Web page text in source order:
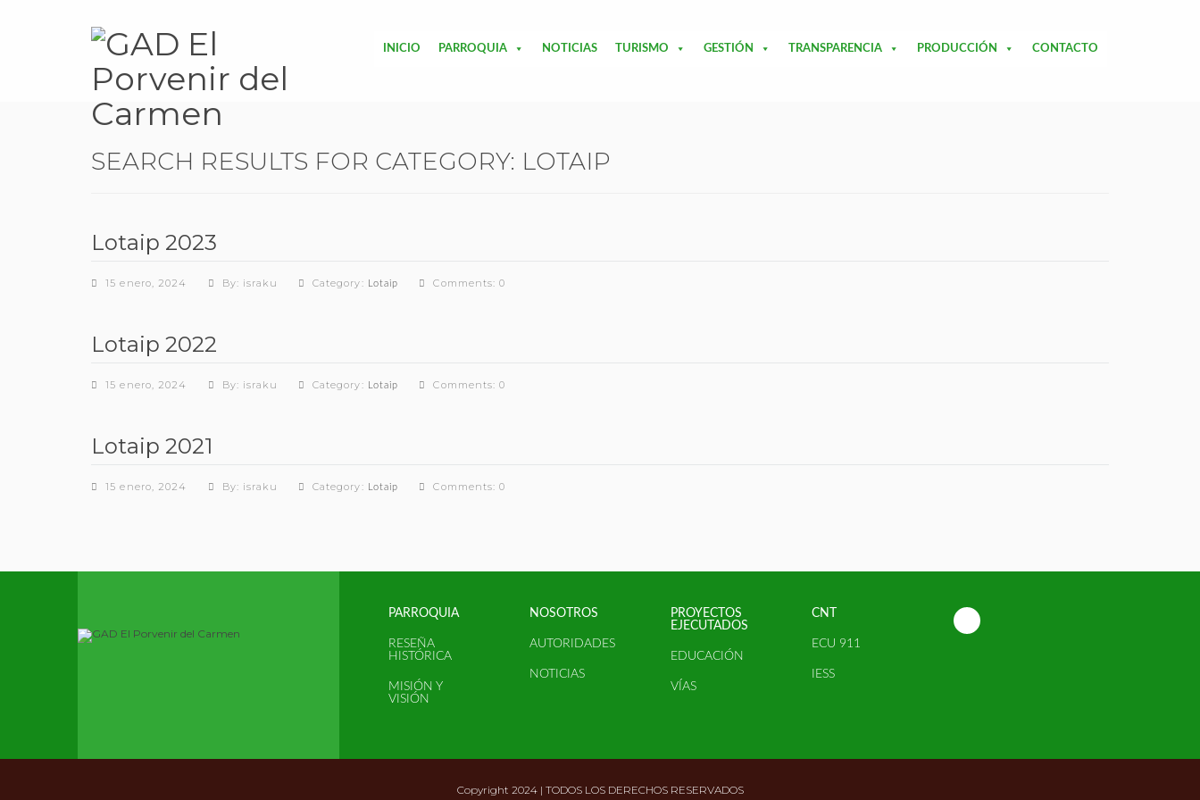
INICIO PARROQUIA NOTICIAS TURISMO GESTIÓN TRANSPARENCIA PRODUCCIÓN CONTACTO
SEARCH RESULTS FOR CATEGORY: LOTAIP
Lotaip 2023
15 enero, 2024 By: israku Category: Lotaip Comments: 0
Lotaip 2022
15 enero, 2024 By: israku Category: Lotaip Comments: 0
Lotaip 2021
15 enero, 2024 By: israku Category: Lotaip Comments: 0
PARROQUIA
RESEÑA
HISTÓRICA
MISIÓN Y
VISIÓN
NOSOTROS
AUTORIDADES
NOTICIAS
PROYECTOS
EJECUTADOS
EDUCACIÓN
VÍAS
CNT
ECU 911
IESS
Copyright 2024 | TODOS LOS DERECHOS RESERVADOS